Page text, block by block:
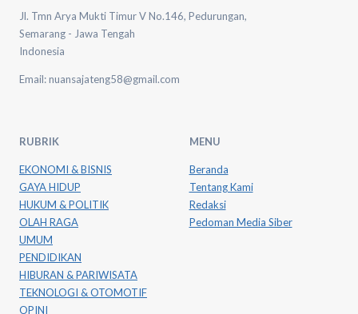
Jl. Tmn Arya Mukti Timur V No.146, Pedurungan,
Semarang - Jawa Tengah
Indonesia
Email: nuansajateng58@gmail.com
RUBRIK
EKONOMI & BISNIS
GAYA HIDUP
HUKUM & POLITIK
OLAH RAGA
UMUM
PENDIDIKAN
HIBURAN & PARIWISATA
TEKNOLOGI & OTOMOTIF
OPINI
MENU
Beranda
Tentang Kami
Redaksi
Pedoman Media Siber